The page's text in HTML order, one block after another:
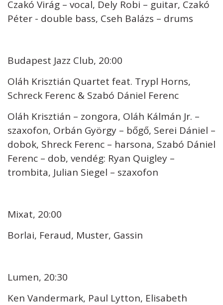
Czakó Virág – vocal, Dely Robi – guitar, Czakó
Péter - double bass, Cseh Balázs – drums
Budapest Jazz Club, 20:00
Oláh Krisztián Quartet feat. Trypl Horns,
Schreck Ferenc & Szabó Dániel Ferenc
Oláh Krisztián – zongora, Oláh Kálmán Jr. –
szaxofon, Orbán György – bőgő, Serei Dániel –
dobok, Shreck Ferenc – harsona, Szabó Dániel
Ferenc – dob, vendég: Ryan Quigley –
trombita, Julian Siegel – szaxofon
Mixat, 20:00
Borlai, Feraud, Muster, Gassin
Lumen, 20:30
Ken Vandermark, Paul Lytton, Elisabeth